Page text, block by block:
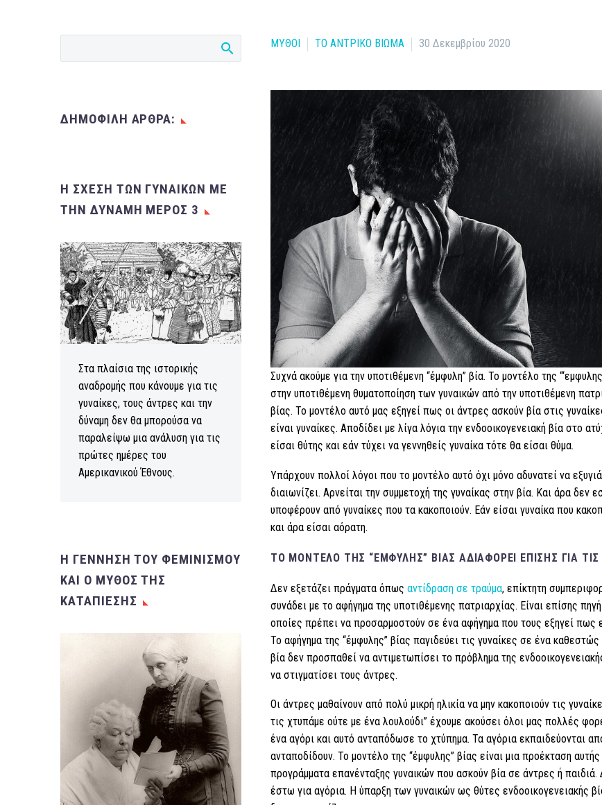
ΜΥΘΟΙ ΤΟ ΑΝΤΡΙΚΟ ΒΙΩΜΑ 30 Δεκεμβρίου 2020
Συχνά ακούμε για την υποτιθέμενη “έμφυλη” βία. Το μοντέλο της
στην υποτιθέμενη θυματοποίηση των γυναικών από την υποτιθέμενη
βίας. Το μοντέλο αυτό μας εξηγεί πως οι άντρες ασκούν βία στις
είναι γυναίκες. Αποδίδει με λίγα λόγια την ενδοοικογενειακή βία στο
είσαι θύτης και εάν τύχει να γεννηθείς γυναίκα τότε θα είσαι θύμα.
Υπάρχουν πολλοί λόγοι που το μοντέλο αυτό όχι μόνο αδυνατεί να
διαιωνίζει. Αρνείται την συμμετοχή της γυναίκας στην βία. Και άρα δεν
υποφέρουν από γυναίκες που τα κακοποιούν. Εάν είσαι γυναίκα που
και άρα είσαι αόρατη.
ΤΟ ΜΟΝΤΈΛΟ ΤΗΣ “ΈΜΦΥΛΗΣ” ΒΊΑΣ ΑΔΙΑΦΟΡΕΊ ΕΠΊΣΗΣ ΓΙΑ
Δεν εξετάζει πράγματα όπως αντίδραση σε τραύμα, επίκτητη
συνάδει με το αφήγημα της υποτιθέμενης πατριαρχίας. Είναι επίσης
οποίες πρέπει να προσαρμοστούν σε ένα αφήγημα που τους εξηγεί πως
Το αφήγημα της “έμφυλης” βίας παγιδεύει τις γυναίκες σε ένα
βία δεν προσπαθεί να αντιμετωπίσει το πρόβλημα της
να στιγματίσει τους άντρες.
Οι άντρες μαθαίνουν από πολύ μικρή ηλικία να μην κακοποιούν τις
τις χτυπάμε ούτε με ένα λουλούδι” έχουμε ακούσει όλοι μας πολλές
ένα αγόρι και αυτό ανταπόδωσε το χτύπημα. Τα αγόρια εκπαιδεύονται
ανταποδίδουν. Το μοντέλο της “έμφυλης” βίας είναι μια προέκταση
προγράμματα επανένταξης γυναικών που ασκούν βία σε άντρες ή
έστω για αγόρια. Η ύπαρξη των γυναικών ως θύτες ενδοοικογενειακής
ΔΗΜΟΦΙΛΗ ΑΡΘΡΑ:
Η ΣΧΈΣΗ ΤΩΝ ΓΥΝΑΙΚΏΝ ΜΕ
ΤΗΝ ΔΎΝΑΜΗ ΜΈΡΟΣ 3
Στα πλαίσια της ιστορικής
αναδρομής που κάνουμε για τις
γυναίκες, τους άντρες και την
δύναμη δεν θα μπορούσα να
παραλείψω μια ανάλυση για τις
πρώτες ημέρες του
Αμερικανικού Έθνους.
Η ΓΕΝΝΗΣΗ ΤΟΥ ΦΕΜΙΝΙΣΜΟΥ
ΚΑΙ Ο ΜΥΘΟΣ ΤΗΣ
ΚΑΤΑΠΙΕΣΗΣ